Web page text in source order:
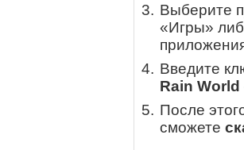
Выберите
«Игры»
Введите
Rain
После
сможете